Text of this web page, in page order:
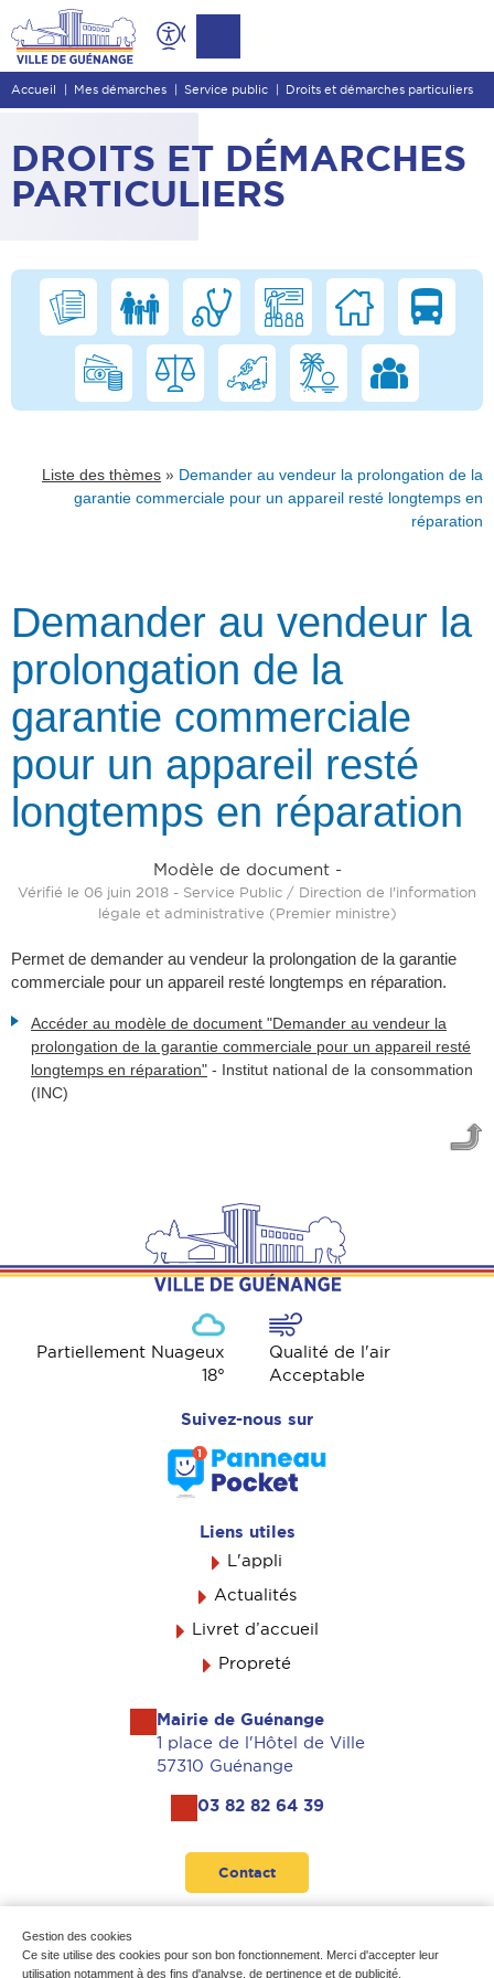
Gestion des cookies
Ce site utilise des cookies pour son bon fonctionnement. Merci d'accepter leur
utilisation notamment à des fins d'analyse, de pertinence et de publicité.
Contenu
Entête de page
Menu principal
Pied de page
Accueil Mes démarches Service public Droits et démarches particuliers
DROITS ET DÉMARCHES
PARTICULIERS
Liste des thèmes » Demander au vendeur la prolongation de la
garantie commerciale pour un appareil resté longtemps en
réparation
Demander au vendeur la
prolongation de la
garantie commerciale
pour un appareil resté
longtemps en réparation
Modèle de document -
Vérifié le 06 juin 2018 - Service Public / Direction de l'information
légale et administrative (Premier ministre)
Permet de demander au vendeur la prolongation de la garantie
commerciale pour un appareil resté longtemps en réparation.
Accéder au modèle de document "Demander au vendeur la
prolongation de la garantie commerciale pour un appareil resté
longtemps en réparation" - Institut national de la consommation
(INC)
Partiellement Nuageux
18°
Qualité de l'air
Acceptable
Suivez-nous sur
Liens utiles
L'appli
Actualités
Livret d’accueil
Propreté
Mairie de Guénange
1 place de l'Hôtel de Ville
57310 Guénange
03 82 82 64 39
Contact